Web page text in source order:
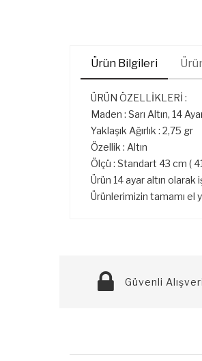
Ürün Bilgileri
ÜRÜN ÖZELLİKLERİ :
Maden : Sarı Altın, 14
Yaklaşık Ağırlık : 2,75 gr
Özellik : Altın
Ölçü : Standart 43 cm (
Ürün 14 ayar altın olarak
Ürünlerimizin tamamı el
Güvenli